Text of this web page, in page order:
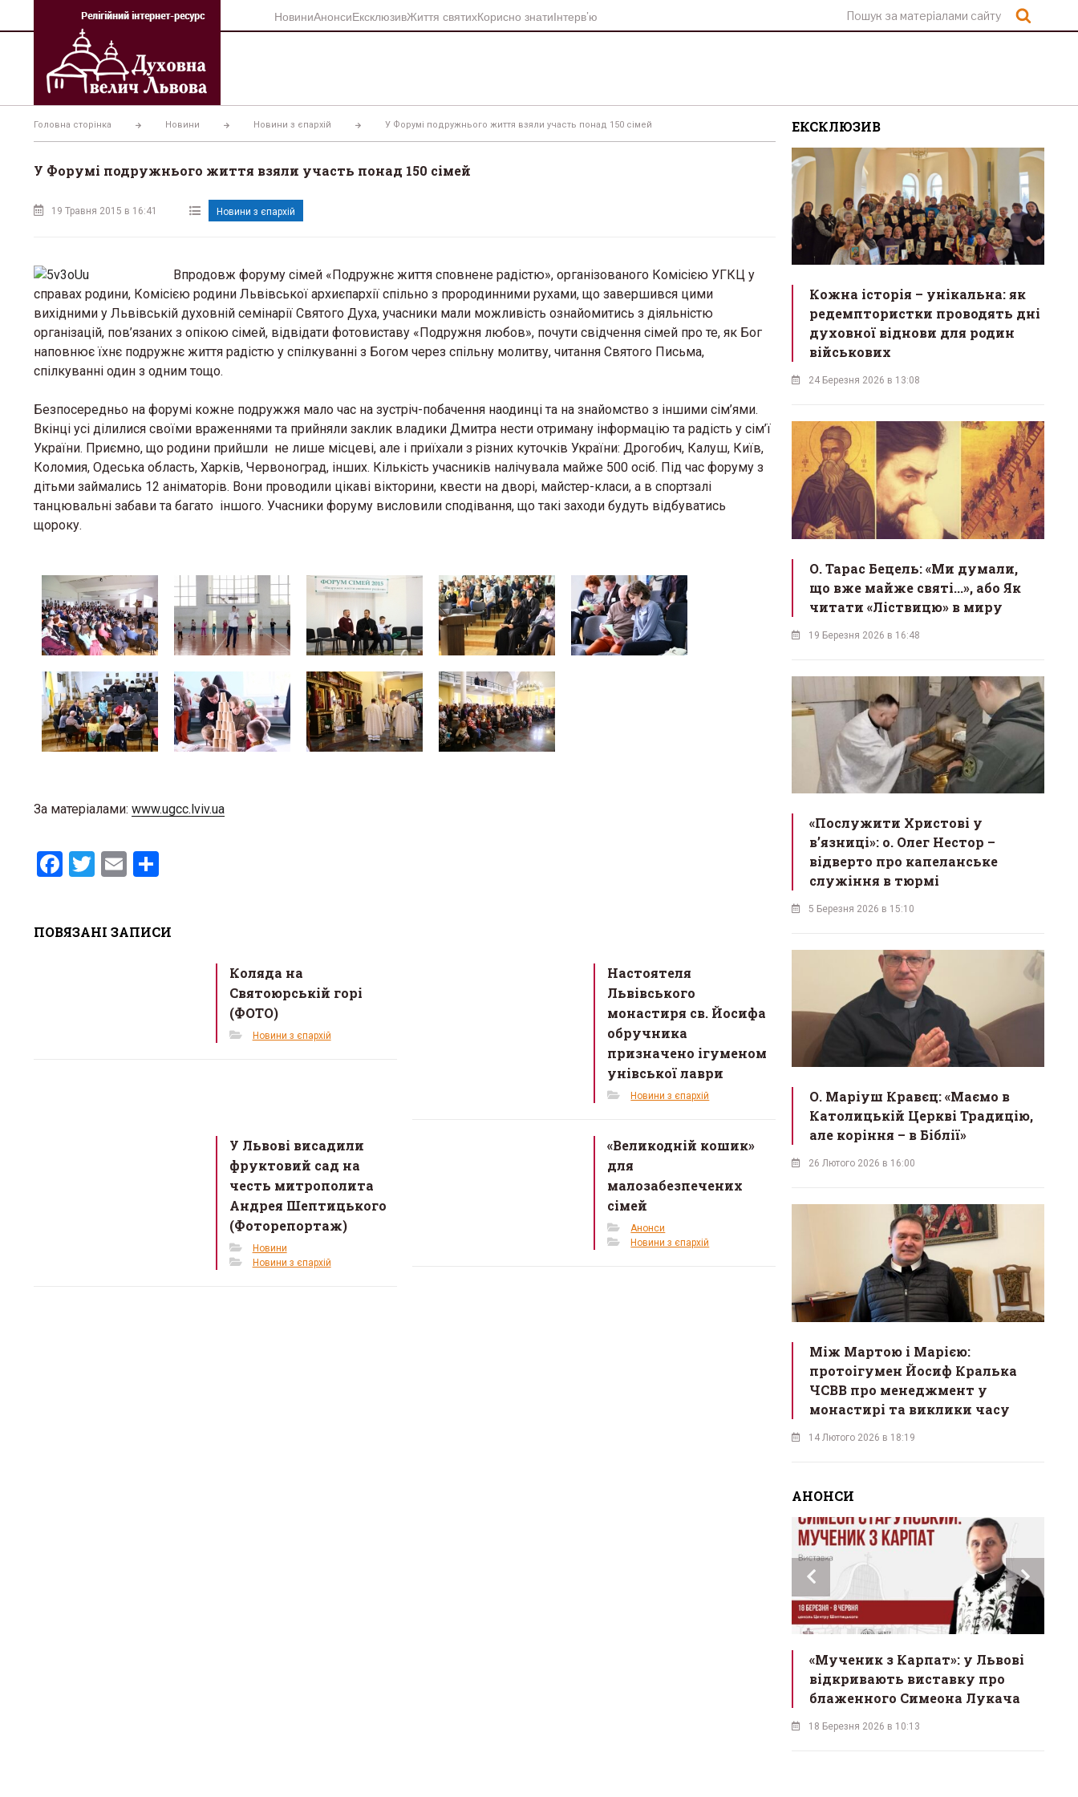
вмісту
НовиниАнонсиЕксклюзивЖиття святихКорисно знатиІнтерв’ю
Головна сторінка Новини Новини з єпархій У Форумі подружнього життя взяли участь понад 150 сімей
У Форумі подружнього життя взяли участь понад 150 сімей
19 Травня 2015 в 16:41 Новини з єпархій
Впродовж форуму сімей «Подружнє життя сповнене радістю», організованого Комiсією УГКЦ у
справах родини, Комісією родини Львівської архиєпархії спiльно з прородинними рухами, що завершився цими
вихідними у Львiвськiй духовній семiнарiї Святого Духа, учасники мали можливість ознайомитись з діяльністю
організацій, пов’язаних з опікою сімей, відвідати фотовиставу «Подружня любов», почути свідчення сімей про те, як Бог
наповнює їхнє подружнє життя радістю у спілкуванні з Богом через спільну молитву, читання Святого Письма,
спілкуванні один з одним тощо.
Безпосередньо на форумі кожне подружжя мало час на зустріч-побачення наодинці та на знайомство з іншими сім’ями.
Вкінці усі ділилися своїми враженнями та прийняли заклик владики Дмитра нести отриману інформацію та радість у сім’ї
України. Приємно, що родини прийшли не лише місцеві, але і приїхали з різних куточків України: Дрогобич, Калуш, Київ,
Коломия, Одеська область, Харків, Червоноград, інших. Кількість учасників налічувала майже 500 осіб. Під час форуму з
дітьми займались 12 аніматорів. Вони проводили цікаві вікторини, квести на дворі, майстер-класи, а в спортзалі
танцювальні забави та багато іншого. Учасники форуму висловили сподівання, що такі заходи будуть відбуватись
щороку.
За матеріалами: www.ugcc.lviv.ua
F
b
T
er
E
e
ПОВЯЗАНІ ЗАПИСИ
Коляда на
Святоюрській горі
(ФОТО)
Новини з єпархій
Настоятеля
Львівського
монастиря св. Йосифа
обручника
призначено ігуменом
унівської лаври
Новини з єпархій
У Львові висадили
фруктовий сад на
честь митрополита
Андрея Шептицького
(Фоторепортаж)
Новини
Новини з єпархій
«Великодній кошик»
для
малозабезпечених
сімей
Анонси
Новини з єпархій
ЕКСКЛЮЗИВ
Кожна історія – унікальна: як
редемптористки проводять дні
духовної віднови для родин
військових
24 Березня 2026 в 13:08
О. Тарас Бецель: «Ми думали,
що вже майже святі...», або Як
читати «Ліствицю» в миру
19 Березня 2026 в 16:48
«Послужити Христові у
вʼязниці»: о. Олег Нестор –
відверто про капеланське
служіння в тюрмі
5 Березня 2026 в 15:10
О. Маріуш Кравєц: «Маємо в
Католицькій Церкві Традицію,
але коріння – в Біблії»
26 Лютого 2026 в 16:00
Між Мартою і Марією:
протоігумен Йосиф Кралька
ЧСВВ про менеджмент у
монастирі та виклики часу
14 Лютого 2026 в 18:19
АНОНСИ
«Мученик з Карпат»: у Львові
відкривають виставку про
блаженного Симеона Лукача
18 Березня 2026 в 10:13